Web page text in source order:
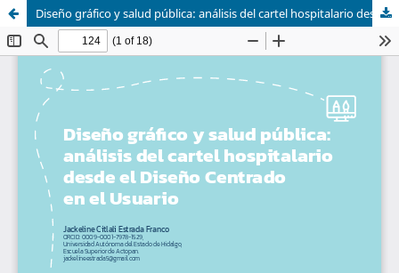
Diseño gráfico y salud pública: análisis del cartel hospitalario desde el Diseño Centrado en el Usuario